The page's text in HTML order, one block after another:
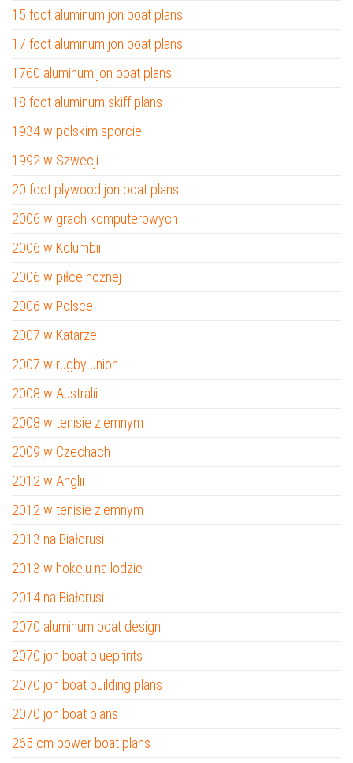
15 foot aluminum jon boat plans
17 foot aluminum jon boat plans
1760 aluminum jon boat plans
18 foot aluminum skiff plans
1934 w polskim sporcie
1992 w Szwecji
20 foot plywood jon boat plans
2006 w grach komputerowych
2006 w Kolumbii
2006 w piłce nożnej
2006 w Polsce
2007 w Katarze
2007 w rugby union
2008 w Australii
2008 w tenisie ziemnym
2009 w Czechach
2012 w Anglii
2012 w tenisie ziemnym
2013 na Białorusi
2013 w hokeju na lodzie
2014 na Białorusi
2070 aluminum boat design
2070 jon boat blueprints
2070 jon boat building plans
2070 jon boat plans
265 cm power boat plans